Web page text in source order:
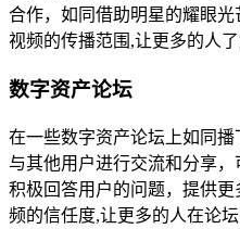
合作，如同借助明星的耀眼
视频的传播范围,让更多的人
数字资产论坛
在一些数字资产论坛上如同播
与其他用户进行交流和分享，
积极回答用户的问题，提供
频的信任度,让更多的人在论